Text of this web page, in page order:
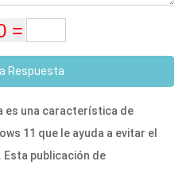
Respuesta
es una característica de
11 que le ayuda a evitar el
Esta publicación de